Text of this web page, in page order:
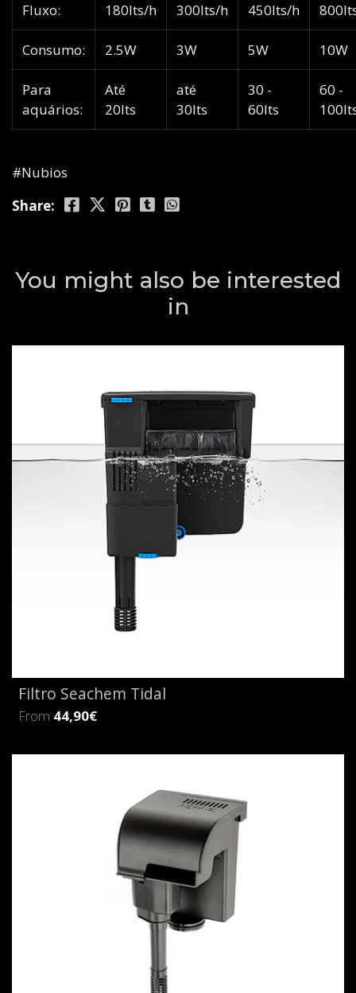
Fluxo: 180lts/h 300lts/h 450lts/h
Consumo: 2.5W 3W 5W 10W
Para
aquários:
Até
20lts
até
30lts
30 -
60lts
60 -
#Nubios
Share:
You might also be interested
in
Filtro Seachem Tidal
From 44,90€